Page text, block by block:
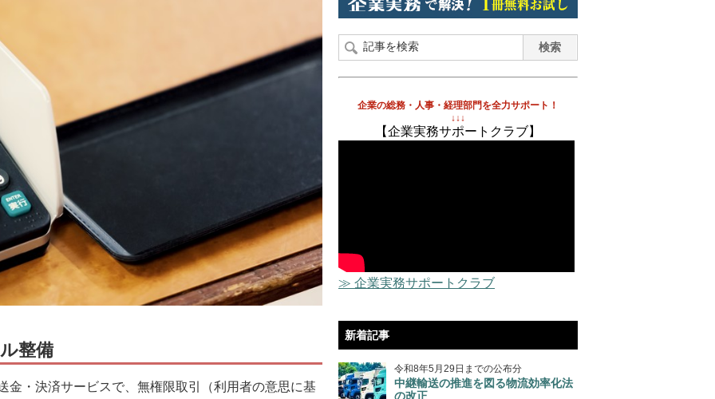
整備
・決済サービスで、無権限取引（利用者の意思に基
企業の総務・人事・経理部門を全力サポート！
↓↓↓
【企業実務サポートクラブ】
≫ 企業実務サポートクラブ
新着記事
令和8年5月29日までの公布分
中継輸送の推進を図る物流効率化法
の改正